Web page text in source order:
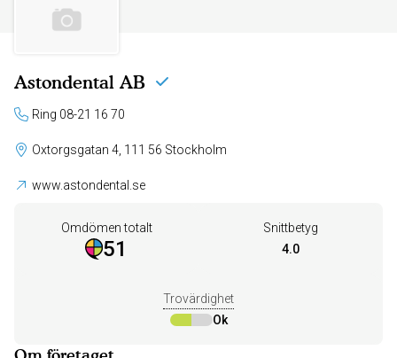
Astondental AB
Ring 08-21 16 70
Oxtorgsgatan 4, 111 56 Stockholm
www.astondental.se
Omdömen totalt
51
Snittbetyg
4.0
Trovärdighet
Ok